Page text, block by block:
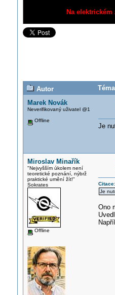
Na
Autor
Marek Novák
Neverifikovaný uživatel @1
Offline
Je
Miroslav Minařík
"Nejvyšším úkolem není
teoretické poznání, nýbrž
praktické umění žít!"
Sokrates
Offline
Je
Ono